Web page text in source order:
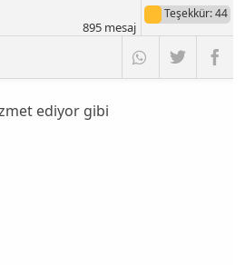
Teşekkür: 44
895mesaj
ediyor gibi